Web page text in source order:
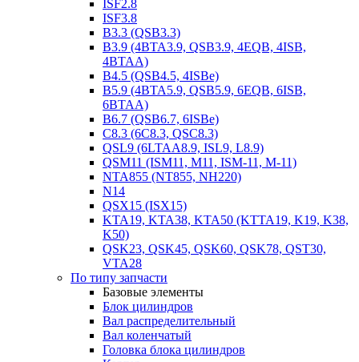
ISF2.8
ISF3.8
B3.3 (QSB3.3)
B3.9 (4BTA3.9, QSB3.9, 4EQB, 4ISB,
4BTAA)
B4.5 (QSB4.5, 4ISBe)
B5.9 (4BTA5.9, QSB5.9, 6EQB, 6ISB,
6BTAA)
B6.7 (QSB6.7, 6ISBe)
C8.3 (6C8.3, QSC8.3)
QSL9 (6LTAA8.9, ISL9, L8.9)
QSM11 (ISM11, M11, ISM-11, M-11)
NTA855 (NT855, NH220)
N14
QSX15 (ISX15)
KTA19, KTA38, KTA50 (KTTA19, K19, K38,
K50)
QSK23, QSK45, QSK60, QSK78, QST30,
VTA28
По типу запчасти
Базовые элементы
Блок цилиндров
Вал распределительный
Вал коленчатый
Головка блока цилиндров